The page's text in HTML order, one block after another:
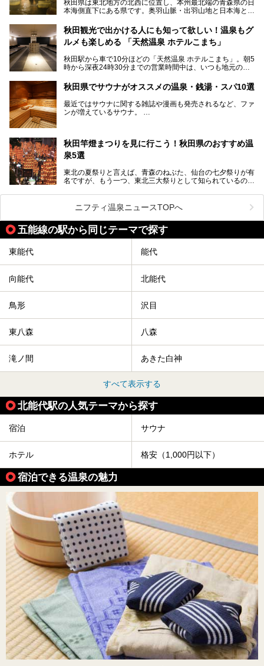
秋田県は東北地方の北西に位置し、本州最北端の青森県の日
本海側直下にある県です。奥羽山脈・出羽山地と日本海とい
界自然遺産に登録された白神山地のほか、多くの国立公園・
国定公園を擁しています。
「あきたこまち」に代表される米の生産量は国内第3位。米
ハタハタ・しょっつる（魚醤）といった独特の食材も豊富で
す。
げ」など、全国的に有名な催しも多い秋田県。観光旅行にも
役立つ、県内のおすすめスーパー銭湯＆立ち寄り湯情報をご
紹介します。
秋田観光で出かける人にも知って欲しい！温泉もグ
ルメも楽しめる 「天然温泉 ホテルこまち」
秋田駅から車で10分ほどの「天然温泉 ホテルこまち」。朝5
時から深夜24時30分までの営業時間中は、いつも地元の人
岩盤浴入り放題なのに1泊3,500円からと破格の安さ！
観光にも便利な「天然温泉 ホテルこまち」の魅力をたっぷ
りお届けします。
秋田県でサウナがオススメの温泉・銭湯・スパ10選
最近ではサウナに関する雑誌や漫画も発売されるなど、ファ
ンが増えているサウナ。
こだわりを持つ施設も増えています。
今回はそんな今話題のサウナが楽しめる、秋田県内にあるオ
ススメ温泉・銭湯・スパを10件まとめてご紹介します。
秋田竿燈まつりを見に行こう！秋田県のおすすめ温
泉5選
東北の夏祭りと言えば、青森のねぶた、仙台の七夕祭りが有
名ですが、もう一つ、東北三大祭りとして知られているのが
毎年8月3日から6日に行われる「秋田竿燈まつり」は、たく
さんの提灯をぶらさげた大きな竿燈を「ドッコイショ」の掛
け声にあわせて秋田駅周辺を練り歩きます。
竿燈の数は230本、１万個の提灯がまるで天の川のように連
なり、秋田の夜を照らします。
竿燈まつりを見た後は、秋田の温泉で骨休め。秋田美人を生
ニフティ温泉ニュースTOPへ
五能線の駅から同じテーマで探す
東能代 能代
向能代 北能代
鳥形 沢目
東八森 八森
滝ノ間 あきた白神
すべて表示する
北能代駅の人気テーマから探す
宿泊 サウナ
ホテル 格安（1,000円以下）
宿泊できる温泉の魅力